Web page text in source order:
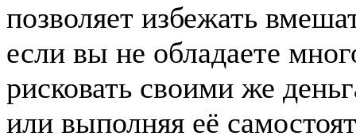
позволяет избежать
если вы не обладаете
рисковать своими же
или выполняя её